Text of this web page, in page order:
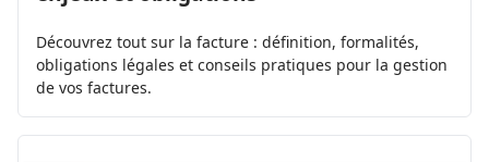
Découvrez tout sur la facture : définition, formalités,
obligations légales et conseils pratiques pour la gestion
de vos factures.